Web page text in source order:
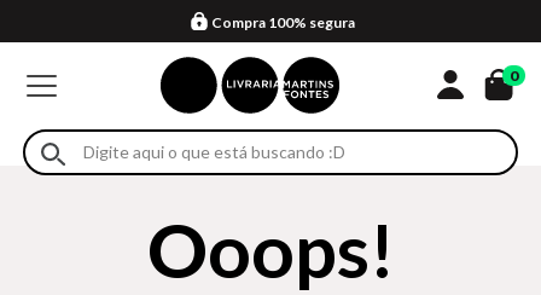
Formas de entrega
Compra 100% segura
Em até 4x sem juros no cartão*
Retire na loja
Eventos
0
Ooops!